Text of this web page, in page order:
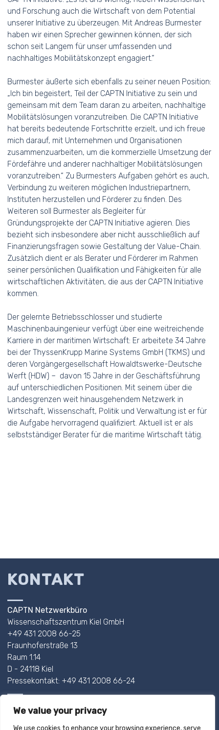
We value your privacy
We use cookies to enhance your browsing experience, serve
und Forschung auch die Wirtschaft von dem Potential
unserer Initiative zu überzeugen. Mit Andreas Burmester
haben wir einen Sprecher gewinnen können, der sich
schon seit Langem für unser umfassenden und
nachhaltiges Mobilitätskonzept engagiert.“
Burmester äußerte sich ebenfalls zu seiner neuen Position:
„Ich bin begeistert, Teil der CAPTN Initiative zu sein und
gemeinsam mit dem Team daran zu arbeiten, nachhaltige
Mobilitätslösungen voranzutreiben. Die CAPTN Initiative
hat bereits bedeutende Fortschritte erzielt, und ich freue
mich darauf, mit Unternehmen und Organisationen
zusammenzuarbeiten, um die kommerzielle Umsetzung der
Fördefähre und anderer nachhaltiger Mobilitätslösungen
voranzutreiben.“ Zu Burmesters Aufgaben gehört es auch,
Verbindung zu weiteren möglichen Industriepartnern,
Instituten herzustellen und Förderer zu finden. Des
Weiteren soll Burmester als Begleiter für
Gründungsprojekte der CAPTN Initiative agieren. Dies
bezieht sich insbesondere aber nicht ausschließlich auf
Finanzierungsfragen sowie Gestaltung der Value-Chain.
Zusätzlich dient er als Berater und Förderer im Rahmen
seiner persönlichen Qualifikation und Fähigkeiten für alle
wirtschaftlichen Aktivitäten, die aus der CAPTN Initiative
kommen.
Der gelernte Betriebsschlosser und studierte
Maschinenbauingenieur verfügt über eine weitreichende
Karriere in der maritimen Wirtschaft: Er arbeitete 34 Jahre
bei der ThyssenKrupp Marine Systems GmbH (TKMS) und
deren Vorgängergesellschaft Howaldtswerke-Deutsche
Werft (HDW) – davon 15 Jahre in der Geschäftsführung
auf unterschiedlichen Positionen. Mit seinem über die
Landesgrenzen weit hinausgehendem Netzwerk in
Wirtschaft, Wissenschaft, Politik und Verwaltung ist er für
die Aufgabe hervorragend qualifiziert. Aktuell ist er als
selbstständiger Berater für die maritime Wirtschaft tätig.
KONTAKT
CAPTN Netzwerkbüro
Wissenschaftszentrum Kiel GmbH
+49 431 2008 66-25
Fraunhoferstraße 13
Raum 1.14
D - 24118 Kiel
Pressekontakt: +49 431 2008 66-24